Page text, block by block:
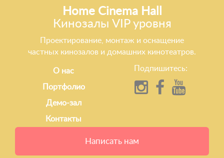
Home Cinema Hall
Кинозалы VIP уровня
Проектирование, монтаж и оснащение
частных кинозалов и домашних кинотеатров.
О нас
Портфолио
Демо-зал
Контакты
Подпишитесь:
Написать нам